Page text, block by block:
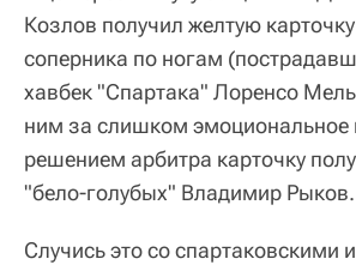
Козлов получил желтую
соперника по ногам
хавбек "Спартака" Лоренсо
ним за слишком эмоциональное
решением арбитра карточку
"бело-голубых" Владимир Рыков.
Случись это со спартаковскими